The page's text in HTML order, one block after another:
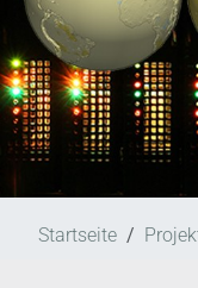
Startseite